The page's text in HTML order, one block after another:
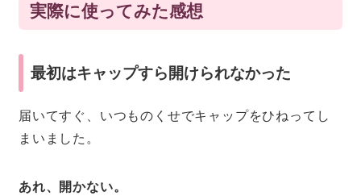
実際に使ってみた感想
最初はキャップすら開けられなかった
届いてすぐ、いつものくせでキャップをひねってし
まいました。
あれ、開かない。